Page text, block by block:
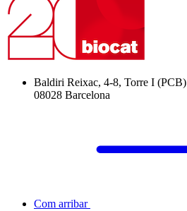
Baldiri Reixac, 4-8, Torre I (PCB)
08028 Barcelona
Com arribar